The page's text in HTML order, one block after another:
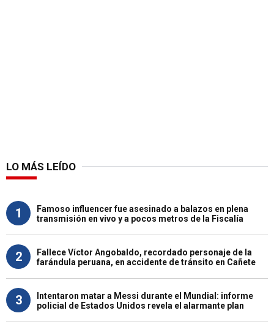
LO MÁS LEÍDO
1
Famoso influencer fue asesinado a balazos en plena
transmisión en vivo y a pocos metros de la Fiscalía
2
Fallece Víctor Angobaldo, recordado personaje de la
farándula peruana, en accidente de tránsito en Cañete
3
Intentaron matar a Messi durante el Mundial: informe
policial de Estados Unidos revela el alarmante plan